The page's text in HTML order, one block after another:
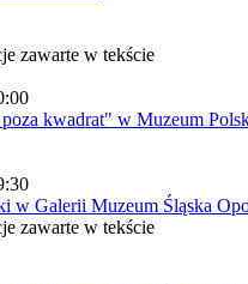
kwadrat" w Muzeum
w Galerii Muzeum Śląska